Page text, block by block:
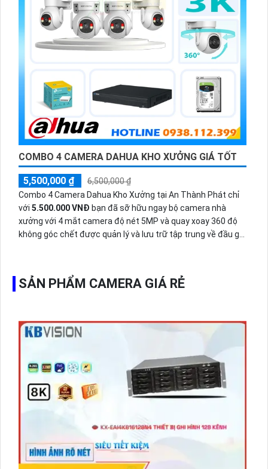
COMBO 4 CAMERA DAHUA KHO XƯỞNG GIÁ TỐT
5,500,000 ₫
6,500,000 ₫
Combo 4 Camera Dahua Kho Xưởng tại An Thành Phát chỉ
với 5.500.000 VNĐ bạn đã sỡ hữu ngay bộ camera nhà
xưởng với 4 mắt camera độ nét 5MP và quay xoay 360 độ
không góc chết được quản lý và lưu trữ tập trung về đầu ghi
SẢN PHẨM CAMERA GIÁ RẺ